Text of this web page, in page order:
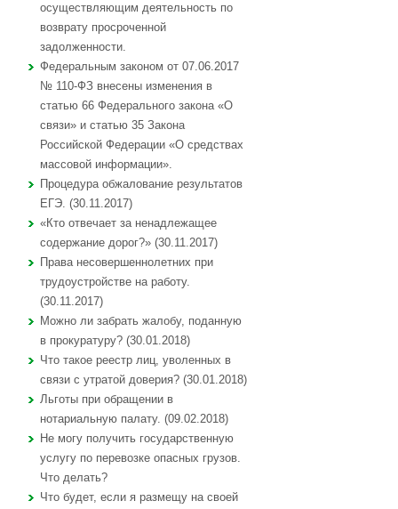
осуществляющим деятельность по
возврату просроченной
задолженности.
Федеральным законом от 07.06.2017
№ 110-ФЗ внесены изменения в
статью 66 Федерального закона «О
связи» и статью 35 Закона
Российской Федерации «О средствах
массовой информации».
Процедура обжалование результатов
ЕГЭ. (30.11.2017)
«Кто отвечает за ненадлежащее
содержание дорог?» (30.11.2017)
Права несовершеннолетних при
трудоустройстве на работу.
(30.11.2017)
Можно ли забрать жалобу, поданную
в прокуратуру? (30.01.2018)
Что такое реестр лиц, уволенных в
связи с утратой доверия? (30.01.2018)
Льготы при обращении в
нотариальную палату. (09.02.2018)
Не могу получить государственную
услугу по перевозке опасных грузов.
Что делать?
Что будет, если я размещу на своей